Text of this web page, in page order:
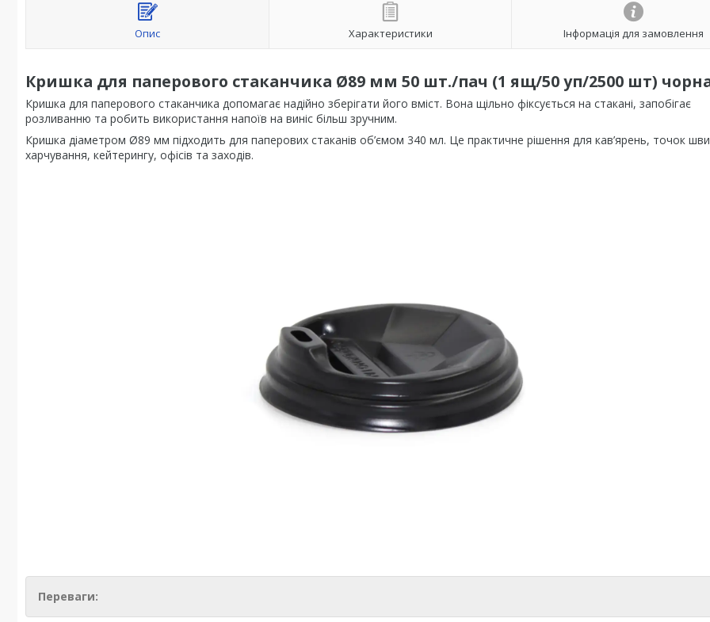
Опис Характеристики Інформація для замовлення
Кришка для паперового стаканчика Ø89 мм 50 шт./пач (1 ящ/50 уп/2500 шт)
Кришка для паперового стаканчика допомагає надійно зберігати його вміст. Вона щільно фіксується на стакані, запобігає
розливанню та робить використання напоїв на виніс більш зручним.
Кришка діаметром Ø89 мм підходить для паперових стаканів об’ємом 340 мл. Це практичне рішення для кав’ярень, точок
харчування, кейтерингу, офісів та заходів.
Переваги: